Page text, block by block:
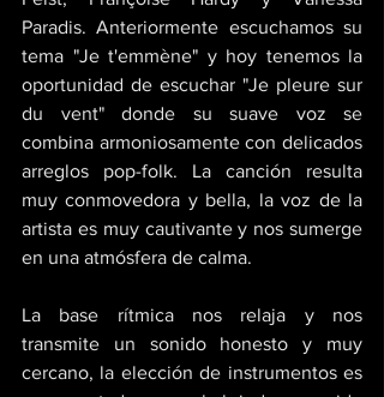
Paradis. Anteriormente escuchamos su
tema "Je t'emmène" y hoy tenemos la
oportunidad de escuchar "Je pleure sur
du vent" donde su suave voz se
combina armoniosamente con delicados
arreglos pop-folk. La canción resulta
muy conmovedora y bella, la voz de la
artista es muy cautivante y nos sumerge
en una atmósfera de calma.
La base rítmica nos relaja y nos
transmite un sonido honesto y muy
cercano, la elección de instrumentos es